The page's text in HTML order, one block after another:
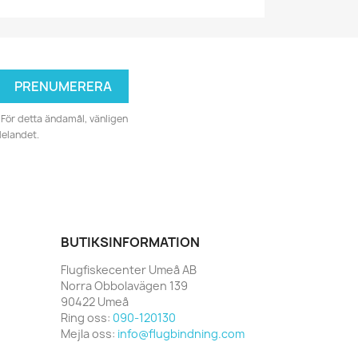
detta ändamål, vänligen
BUTIKSINFORMATION
Flugfiskecenter Umeå AB
Norra Obbolavägen 139
90422 Umeå
Ring oss: 090-120130
Mejla oss: info@flugbindning.com